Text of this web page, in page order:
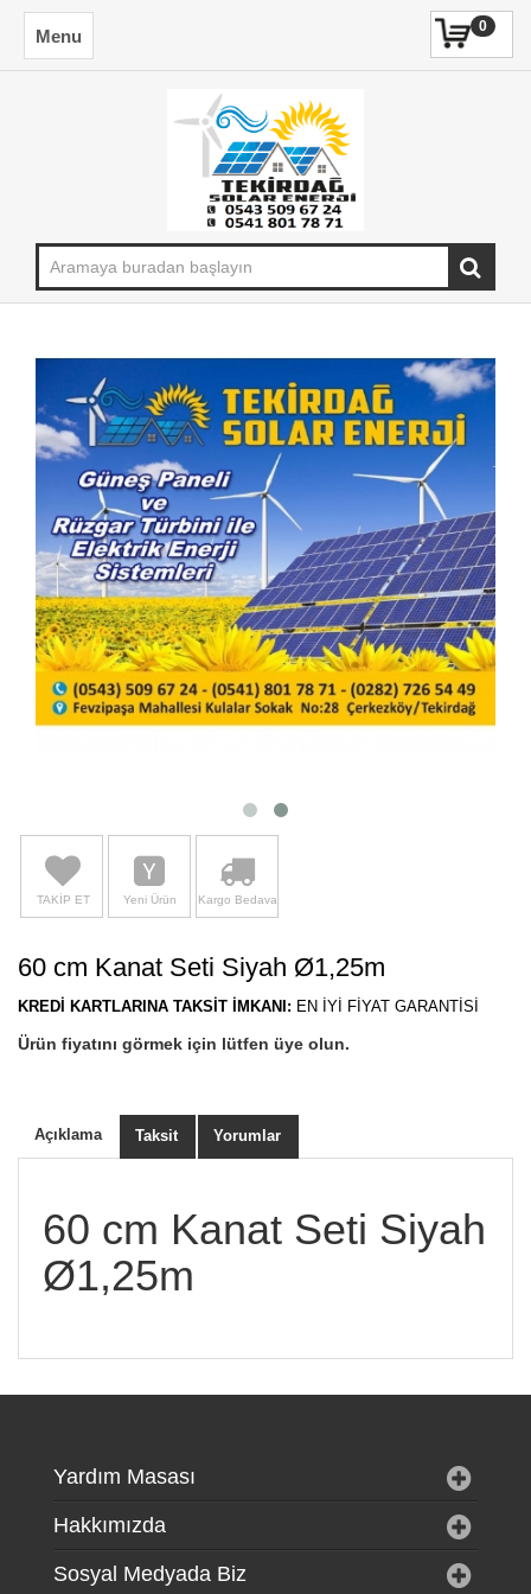
Menu 0
TAKİP ET Yeni Ürün Kargo Bedava
60 cm Kanat Seti Siyah Ø1,25m
KREDİ KARTLARINA TAKSİT İMKANI: EN İYİ FİYAT GARANTİSİ
Ürün fiyatını görmek için lütfen üye olun.
Açıklama Taksit
60 cm Kanat Seti Siyah
Ø1,25m
Yardım Masası
Hakkımızda
Sosyal Medyada Biz